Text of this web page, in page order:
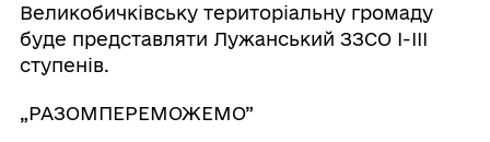
Великобичківську територіальну громаду
буде представляти Лужанський ЗЗСО І-ІІІ
ступенів.
„РАЗОМПЕРЕМОЖЕМО”